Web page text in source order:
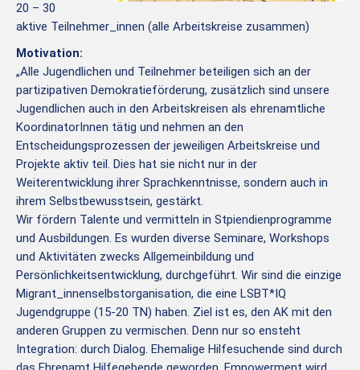
20 – 30
aktive Teilnehmer_innen (alle Arbeitskreise zusammen)
Motivation:
„Alle Jugendlichen und Teilnehmer beteiligen sich an der
partizipativen Demokratieförderung, zusätzlich sind unsere
Jugendlichen auch in den Arbeitskreisen als ehrenamtliche
KoordinatorInnen tätig und nehmen an den
Entscheidungsprozessen der jeweiligen Arbeitskreise und
Projekte aktiv teil. Dies hat sie nicht nur in der
Weiterentwicklung ihrer Sprachkenntnisse, sondern auch in
ihrem Selbstbewusstsein, gestärkt.
Wir fördern Talente und vermitteln in Stpiendienprogramme
und Ausbildungen. Es wurden diverse Seminare, Workshops
und Aktivitäten zwecks Allgemeinbildung und
Persönlichkeitsentwicklung, durchgeführt. Wir sind die einzige
Migrant_innenselbstorganisation, die eine LSBT*IQ
Jugendgruppe (15-20 TN) haben. Ziel ist es, den AK mit den
anderen Gruppen zu vermischen. Denn nur so ensteht
Integration: durch Dialog. Ehemalige Hilfesuchende sind durch